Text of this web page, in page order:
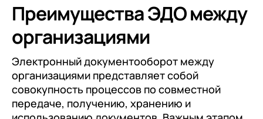
Преимущества ЭДО между
организациями
Электронный документооборот между
организациями представляет собой
совокупность процессов по совместной
передаче, получению, хранению и
Отправить
Я даю согласие на обработку
данныхв соответствии сПолитикой
Конфиденциальности
данныхв соответствии сПолитикой
Конфиденциальности
Конфиденциальности